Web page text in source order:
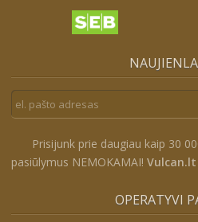
Prisijunk prie daugiau kaip 30
pasiūlymus NEMOKAMAI!
OPERATYVI